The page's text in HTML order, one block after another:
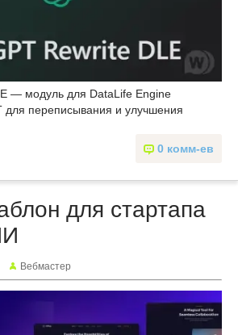
— модуль для DataLife Engine
для переписывания и улучшения
0 комм-ев
для стартапа
Вебмастер